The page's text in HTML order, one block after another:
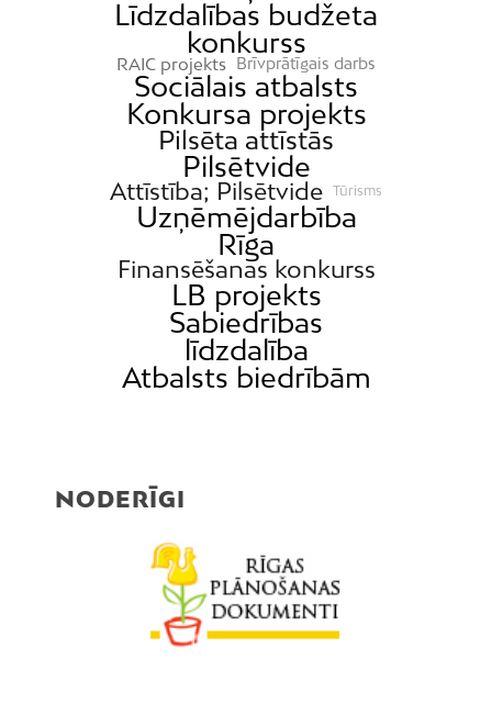
Kundziņsala
Ķengarags
Mežaparks
Pētersala-Andrejsala
Pleskodāle
Rumbula
Sarkandaugava
Līdzdalības budžeta
konkurss
RAIC projekts Brīvprātīgais darbs
Sociālais atbalsts
Konkursa projekts
Pilsēta attīstās
Pilsētvide
Attīstība; Pilsētvide Tūrisms
Uzņēmējdarbība
Rīga
Finansēšanas konkurss
LB projekts
Sabiedrības
līdzdalība
Atbalsts biedrībām
NODERĪGI